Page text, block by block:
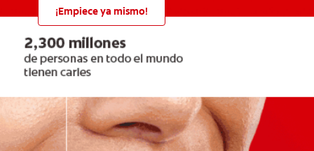
¡Empiece ya mismo!